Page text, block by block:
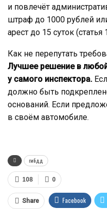
и повлечёт
штраф до 1000 рублей
арест до 15 суток
Как не перепутать
Лучшее решение в
у самого инспектора.
должно быть
оснований. Если
в своём автомобиле.
гибдд
0
108
Share Facebook